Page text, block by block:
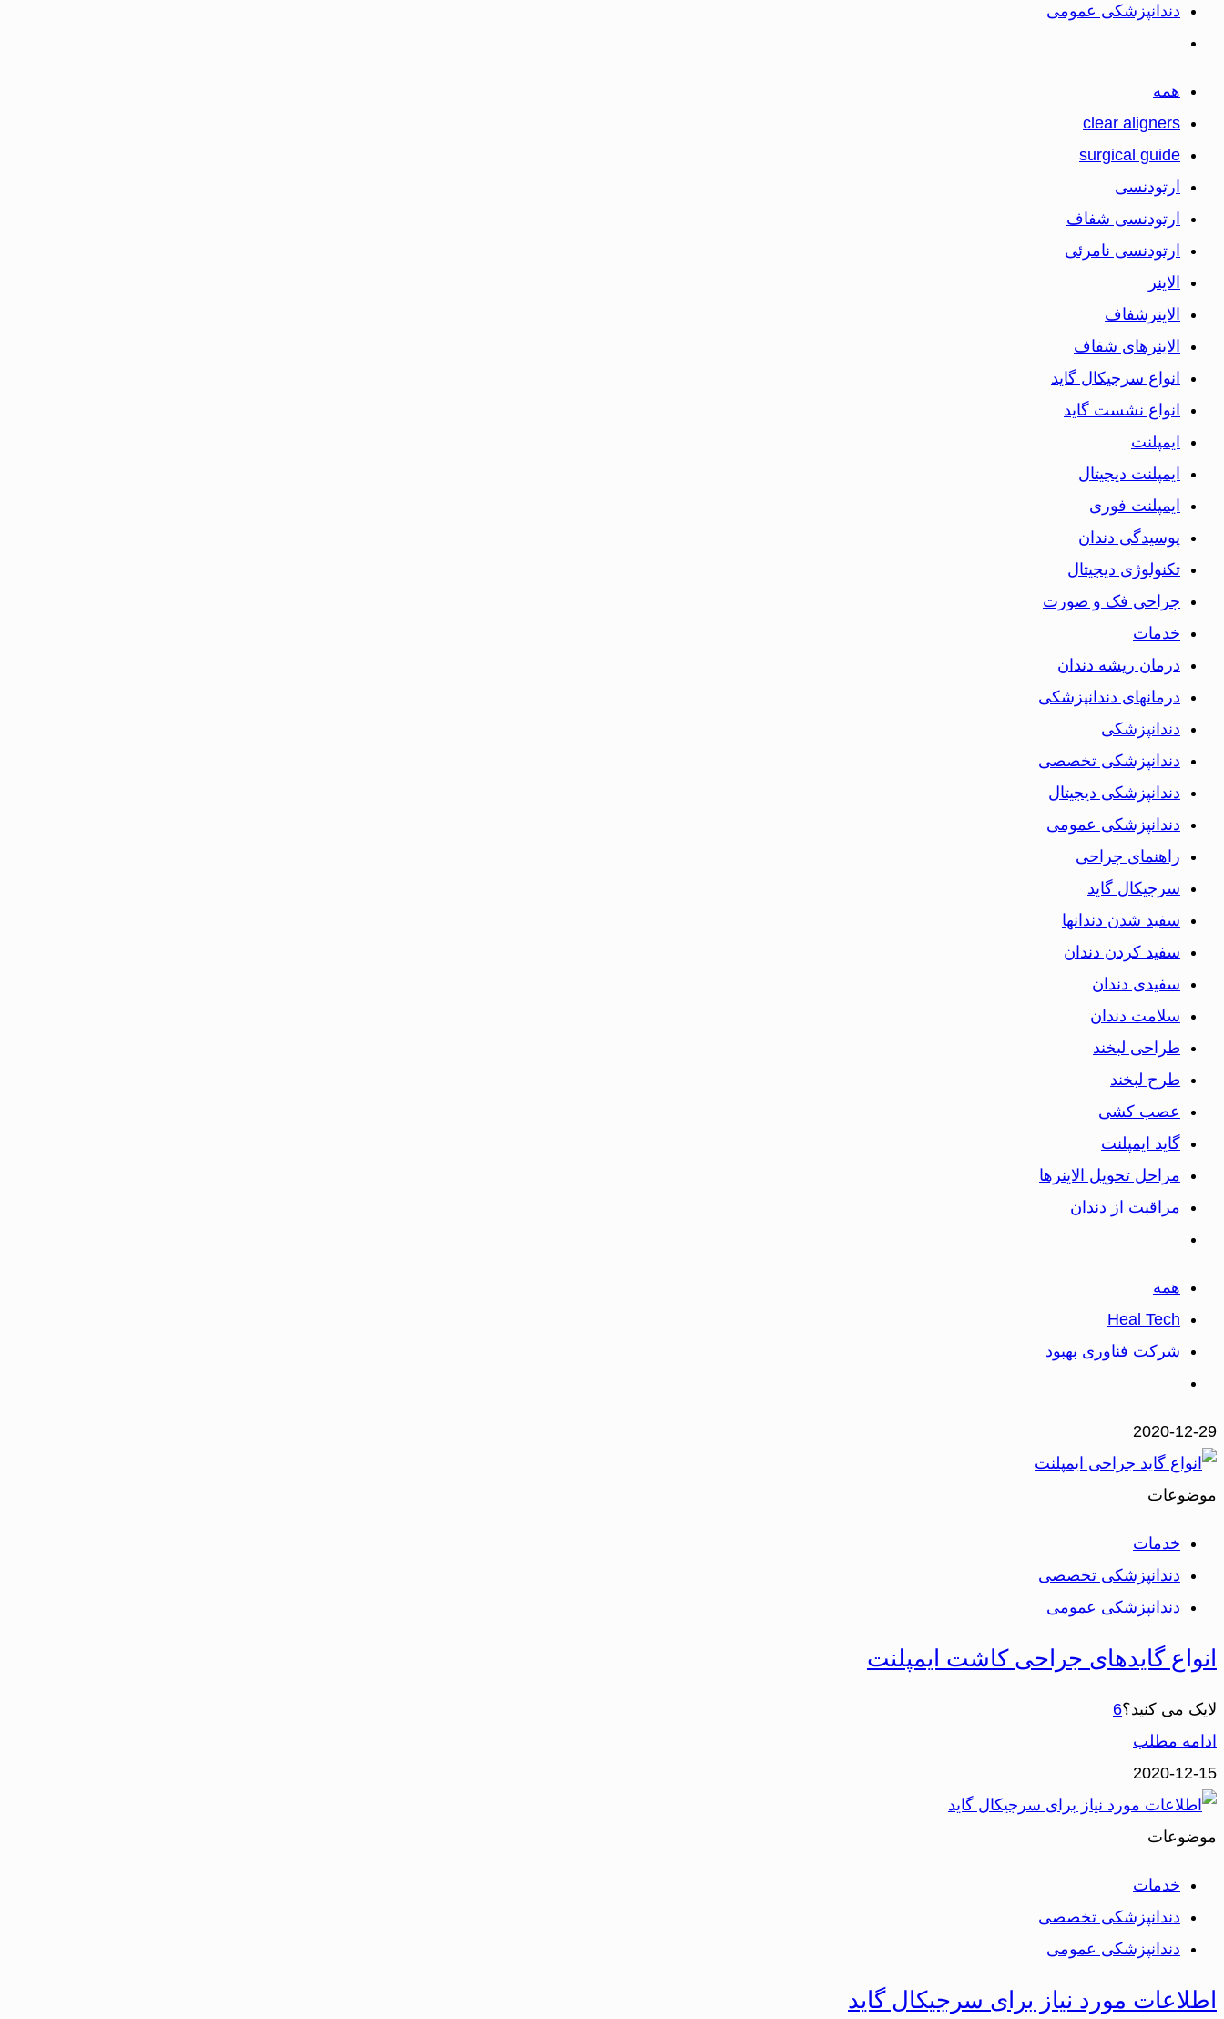
دندانپزشکی عمومی
همه
clear aligners
surgical guide
ارتودنسی
ارتودنسی شفاف
ارتودنسی نامرئی
الاینر
الاینرشفاف
الاینرهای شفاف
انواع سرجیکال گاید
انواع نشست گاید
ایمپلنت
ایمپلنت دیجیتال
ایمپلنت فوری
پوسیدگی دندان
تکنولوژی دیجیتال
جراحی فک و صورت
خدمات
درمان ریشه دندان
درمانهای دندانپزشکی
دندانپزشکی
دندانپزشکی تخصصی
دندانپزشکی دیجیتال
دندانپزشکی عمومی
راهنمای جراحی
سرجیکال گاید
سفید شدن دندانها
سفید کردن دندان
سفیدی دندان
سلامت دندان
طراحی لبخند
طرح لبخند
عصب کشی
گاید ایمپلنت
مراحل تحویل الاینرها
مراقبت از دندان
همه
Heal Tech
شرکت فناوری بهبود
2020-12-29
موضوعات
خدمات
دندانپزشکی تخصصی
دندانپزشکی عمومی
انواع گایدهای جراحی کاشت ایمپلنت
لایک می کنید؟6
ادامه مطلب
2020-12-15
موضوعات
خدمات
دندانپزشکی تخصصی
دندانپزشکی عمومی
اطلاعات مورد نیاز برای سرجیکال گاید